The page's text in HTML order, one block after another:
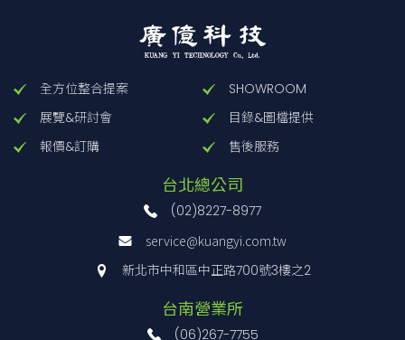
全方位整合提案
SHOWROOM
展覽&研討會
目錄&圖檔提供
報價&訂購
售後服務
台北總公司
(02)8227-8977
service@kuangyi.com.tw
新北市中和區中正路700號3樓之2
台南營業所
(06)267-7755